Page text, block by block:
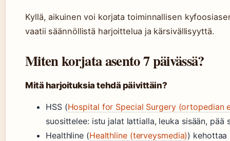
Kyllä, aikuinen voi korjata toiminnallisen
vaatii säännöllistä harjoittelua ja kärsivällisyyttä.
Miten korjata asento 7 päivässä?
Mitä harjoituksia tehdä päivittäin?
HSS (Hospital for Special Surgery (ortopedian
suosittelee: istu jalat lattialla, leuka sisään, pää
Healthline (Healthline (terveysmedia)) kehottaa